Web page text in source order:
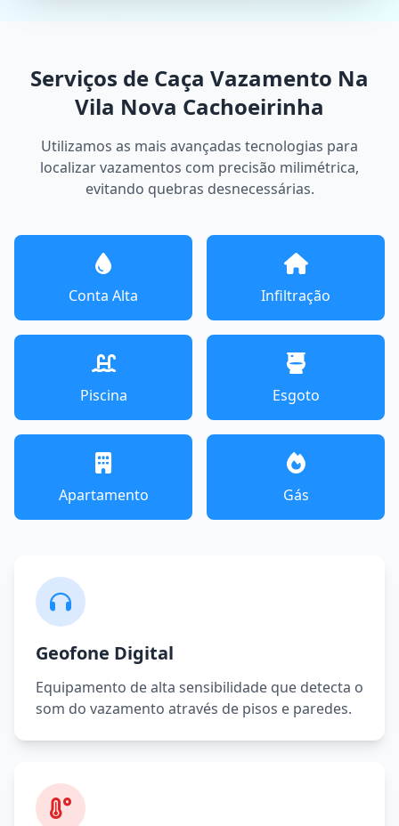
Serviços de Caça Vazamento Na
Vila Nova Cachoeirinha
Utilizamos as mais avançadas tecnologias para
localizar vazamentos com precisão milimétrica,
evitando quebras desnecessárias.
Conta Alta Infiltração
Piscina Esgoto
Apartamento Gás
Geofone Digital
Equipamento de alta sensibilidade que detecta o
som do vazamento através de pisos e paredes.